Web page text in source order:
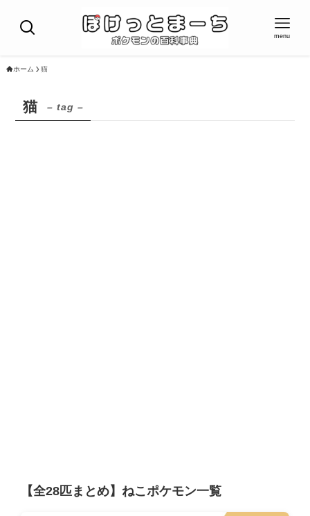
menu
ホーム 猫
猫 – tag –
【全28匹まとめ】ねこポケモン一覧